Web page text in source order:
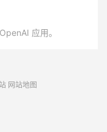
应用。
网站地图